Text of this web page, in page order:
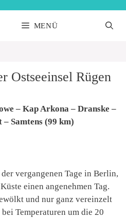
MENÜ
Ostseeinsel Rügen
– Kap Arkona – Dranske –
Samtens (99 km)
vergangenen Tage in Berlin,
einen angenehmen Tag.
und nur ganz vereinzelt
Temperaturen um die 20